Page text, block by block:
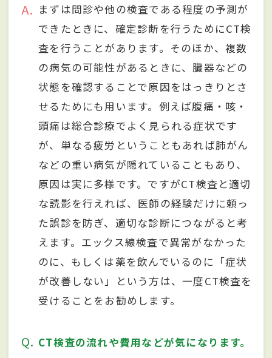
A
まずは問診や他の検査である程度の予測が
できたときに、確定診断を行うためにCT検
査を行うことがあります。そのほか、複数
の病気の可能性があるときに、臓器などの
状態を確認することで原因をはっきりとさ
せるためにも用います。例えば腹痛・咳・
頭痛は総合診療でよく見られる症状です
が、単なる疲労ということもあれば肺がん
などの重い病気が隠れていることもあり、
原因は実に多様です。ですがCT検査と適切
な読影を行えれば、医師の経験だけに頼っ
た誤診を防ぎ、適切な診断につながると考
えます。エックス線検査で異常がなかった
のに、もしくは薬を飲んでいるのに「症状
が改善しない」という方は、一度CT検査を
受けることをお勧めします。
Q CT検査の流れや費用などが気になります。